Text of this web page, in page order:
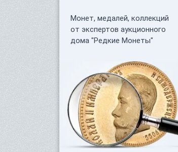
Монет, медалей, коллекций
от экспертов аукционного
дома "Редкие Монеты"